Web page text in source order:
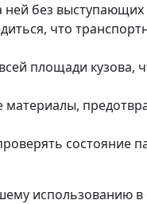
без выступающих
что
площади кузова,
состояние
использованию в